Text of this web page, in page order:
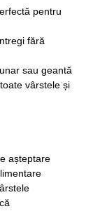
pentru
fără
sau geantă
vârstele și
așteptare